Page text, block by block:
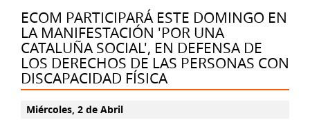
ECOM PARTICIPARÁ ESTE DOMINGO EN
LA MANIFESTACIÓN 'POR UNA
CATALUÑA SOCIAL', EN DEFENSA DE
LOS DERECHOS DE LAS PERSONAS CON
DISCAPACIDAD FÍSICA
Miércoles, 2 de Abril